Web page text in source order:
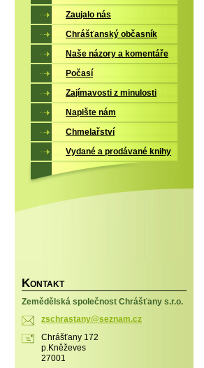
Zaujalo nás
Chrášťanský občasník
Naše názory a komentáře
Počasí
Zajímavosti z minulosti
Napište nám
Chmelařství
Vydané a prodávané knihy
KONTAKT
Zemědělská společnost Chrášťany s.r.o.
zschrastany@seznam.cz
Chrášťany 172
p.Kněževes
27001